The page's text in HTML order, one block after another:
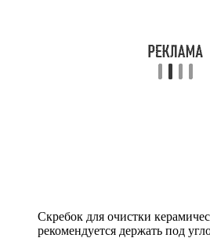
Скребок для очистки
рекомендуется держать под